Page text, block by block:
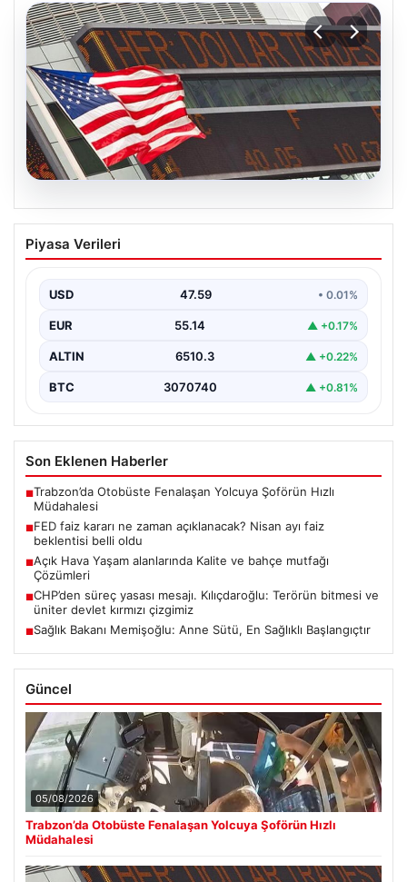
05.08.2026
FED faiz kararı ne zaman açıklanacak?
Nisan ayı faiz beklentisi belli oldu
Piyasa Verileri
USD 47.59 • 0.01%
EUR 55.14 ▲ +0.17%
ALTIN 6510.3 ▲ +0.22%
BTC 3070740 ▲ +0.81%
Son Eklenen Haberler
■Trabzon’da Otobüste Fenalaşan Yolcuya Şoförün Hızlı
Müdahalesi
■FED faiz kararı ne zaman açıklanacak? Nisan ayı faiz
beklentisi belli oldu
■Açık Hava Yaşam alanlarında Kalite ve bahçe mutfağı
Çözümleri
■CHP’den süreç yasası mesajı. Kılıçdaroğlu: Terörün bitmesi ve
üniter devlet kırmızı çizgimiz
■Sağlık Bakanı Memişoğlu: Anne Sütü, En Sağlıklı Başlangıçtır
Güncel
05/08/2026
Trabzon’da Otobüste Fenalaşan Yolcuya Şoförün Hızlı
Müdahalesi